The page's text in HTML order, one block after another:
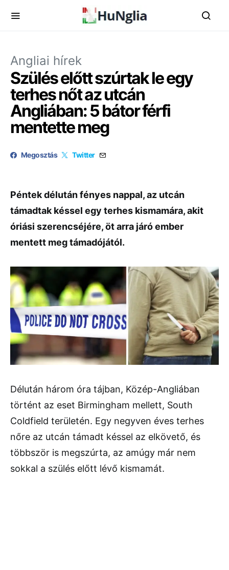
Angliai hírek
Szülés előtt szúrtak le egy
terhes nőt az utcán
Angliában: 5 bátor férfi
mentette meg
Megosztás Twitter
Péntek délután fényes nappal, az utcán
támadtak késsel egy terhes kismamára, akit
óriási szerencséjére, öt arra járó ember
mentett meg támadójától.
Délután három óra tájban, Közép-Angliában
történt az eset Birmingham mellett, South
Coldfield területén. Egy negyven éves terhes
nőre az utcán támadt késsel az elkövető, és
többször is megszúrta, az amúgy már nem
sokkal a szülés előtt lévő kismamát.